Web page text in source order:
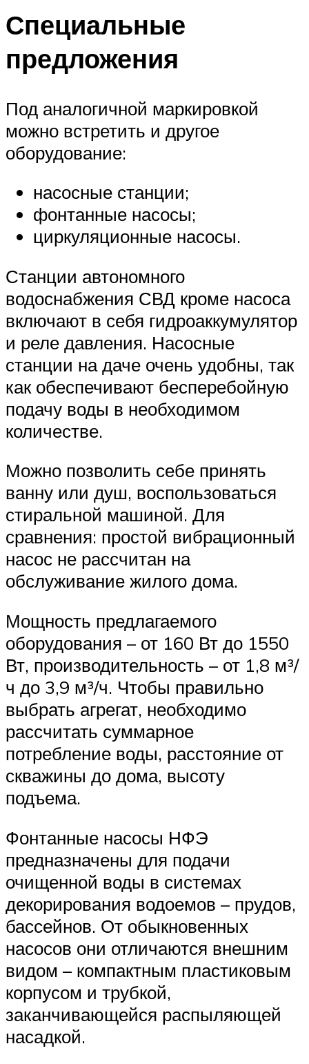
Специальные
предложения
Под аналогичной маркировкой
можно встретить и другое
оборудование:
насосные станции;
фонтанные насосы;
циркуляционные насосы.
Станции автономного
водоснабжения СВД кроме насоса
включают в себя гидроаккумулятор
и реле давления. Насосные
станции на даче очень удобны, так
как обеспечивают бесперебойную
подачу воды в необходимом
количестве.
Можно позволить себе принять
ванну или душ, воспользоваться
стиральной машиной. Для
сравнения: простой вибрационный
насос не рассчитан на
обслуживание жилого дома.
Мощность предлагаемого
оборудования – от 160 Вт до 1550
Вт, производительность – от 1,8 м³/
ч до 3,9 м³/ч. Чтобы правильно
выбрать агрегат, необходимо
рассчитать суммарное
потребление воды, расстояние от
скважины до дома, высоту
подъема.
Фонтанные насосы НФЭ
предназначены для подачи
очищенной воды в системах
декорирования водоемов – прудов,
бассейнов. От обыкновенных
насосов они отличаются внешним
видом – компактным пластиковым
корпусом и трубкой,
заканчивающейся распыляющей
насадкой.